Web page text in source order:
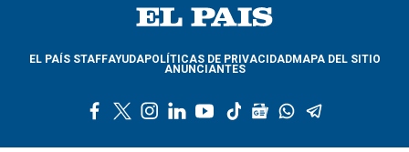
EL PAÍS STAFFAYUDAPOLÍTICAS DE PRIVACIDADMAPA DEL SITIO
ANUNCIANTES
c
w
i
s
l
n
y
u
t
k
g
o
w
a
l